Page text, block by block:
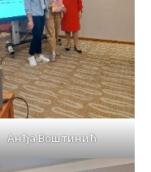
Анђа Воштинић